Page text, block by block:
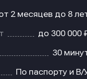
2 месяцев до 8
до 300 000
30
По паспорту и В/